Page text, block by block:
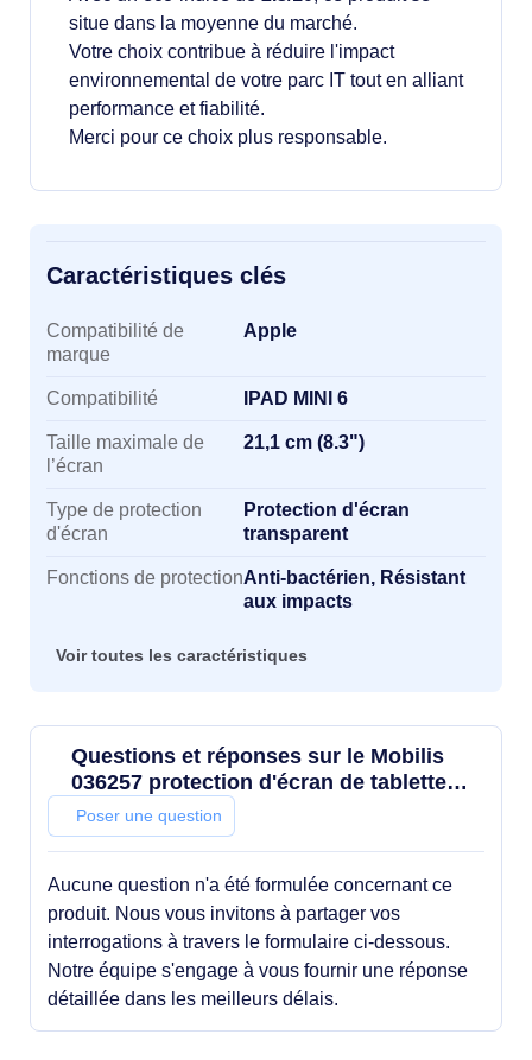
situe dans la moyenne du marché.
Votre choix contribue à réduire l'impact
environnemental de votre parc IT tout en alliant
performance et fiabilité.
Merci pour ce choix plus responsable.
Caractéristiques clés
Caractéristiques clés
Compatibilité de
marque
Apple
Compatibilité IPAD MINI 6
Taille maximale de
l’écran
21,1 cm (8.3")
Type de protection
d'écran
Protection d'écran
transparent
Fonctions de protectionAnti-bactérien, Résistant
aux impacts
Voir toutes les caractéristiques
Questions et réponses sur le Mobilis
036257 protection d'écran de tablette
Protection d'écran transparent Apple 1
pièce(s)
Poser une question
Aucune question n'a été formulée concernant ce
produit. Nous vous invitons à partager vos
interrogations à travers le formulaire ci-dessous.
Notre équipe s'engage à vous fournir une réponse
détaillée dans les meilleurs délais.